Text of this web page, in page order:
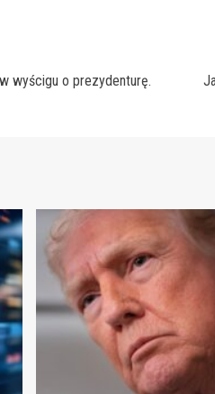
wyścigu o prezydenturę.